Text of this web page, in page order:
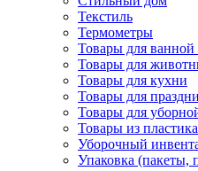
Текстиль
Термометры
Товары для
Товары для
Товары для кухни
Товары для
Товары для
Товары из
Уборочный
Упаковка (пакеты,